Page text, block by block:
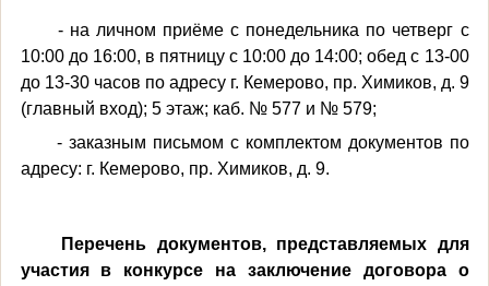
- на личном приёме с понедельника по четверг с
10:00 до 16:00, в пятницу с 10:00 до 14:00; обед с 13-00
до 13-30 часов по адресу г. Кемерово, пр. Химиков, д. 9
(главный вход); 5 этаж; каб. № 577 и № 579;
- заказным письмом с комплектом документов по
адресу: г. Кемерово, пр. Химиков, д. 9.
Перечень документов, представляемых для
участия в конкурсе на заключение договора о